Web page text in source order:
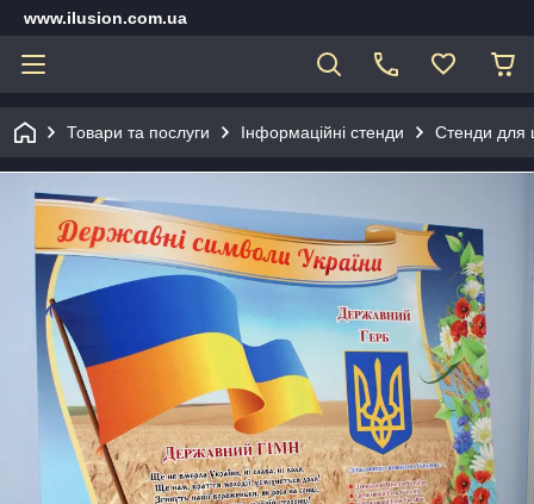
www.ilusion.com.ua
Товари та послуги Інформаційні стенди Стенди для